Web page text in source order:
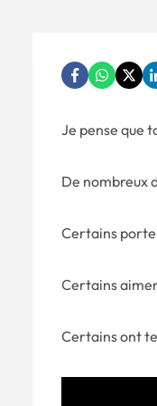
Je pense que
De nombreux
Certains
Certains
Certains ont